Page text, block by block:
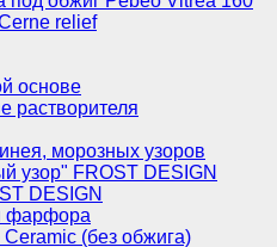
relief
основе
растворителя
морозных узоров
узор" FROST DESIGN
DESIGN
фарфора
(без обжига)